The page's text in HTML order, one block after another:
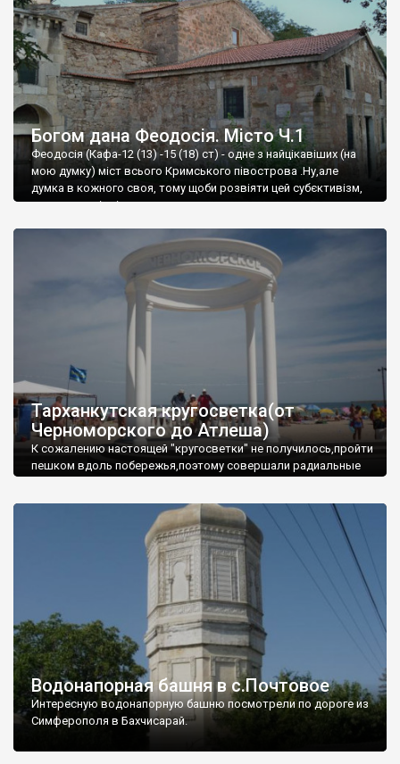
Богом дана Феодосія. Місто Ч.1
Феодосія (Кафа-12 (13) -15 (18) ст) - одне з найцікавіших (на
мою думку) міст всього Кримського півострова .Ну,але
думка в кожного своя, тому щоби розвіяти цей субєктивізм,
запрошую відвідати це
Тарханкутская кругосветка(от
Черноморского до Атлеша)
К сожалению настоящей "кругосветки" не получилось,пройти
пешком вдоль побережья,поэтому совершали радиальные
Водонапорная башня в с.Почтовое
Интересную водонапорную башню посмотрели по дороге из
Симферополя в Бахчисарай.